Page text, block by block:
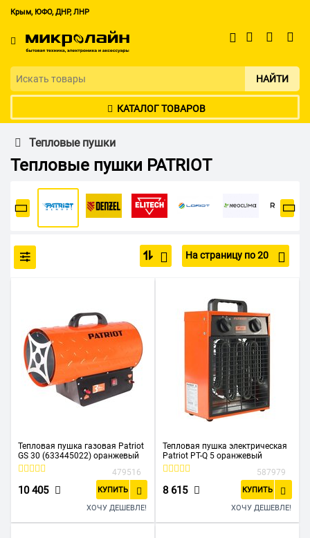
Крым, ЮФО, ДНР, ЛНР
НАЙТИ
КАТАЛОГ ТОВАРОВ
Тепловые пушки
Тепловые пушки PATRIOT
На страницу по 20
Тепловая пушка газовая Patriot
GS 30 (633445022) оранжевый
479516
10 405 КУПИТЬ
ХОЧУ ДЕШЕВЛЕ!
Тепловая пушка электрическая
Patriot PT-Q 5 оранжевый
587979
8 615 КУПИТЬ
ХОЧУ ДЕШЕВЛЕ!